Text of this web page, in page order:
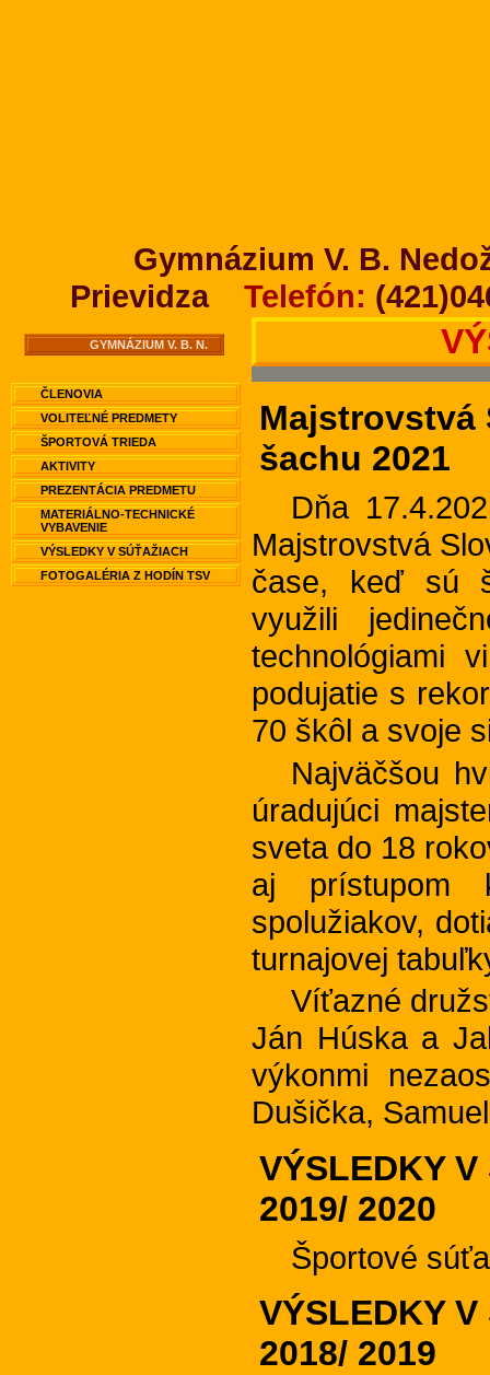
Gymnázium V. B.
Prievidza Telefón:
Majstrovstvá
šachu 2021
Dňa
Majstrovstvá
čase, keď sú
využili
technológiami
podujatie s
70 škôl a svoje
Najväčšou
úradujúci
sveta do 18
aj prístupom
spolužiakov,
turnajovej
Víťazné
Ján Húska a
výkonmi
Dušička,
VÝSLEDKY
2019/ 2020
Športové
VÝSLEDKY
2018/ 2019
GYMNÁZIUM V. B. N.
ČLENOVIA
VOLITEĽNÉ PREDMETY
ŠPORTOVÁ TRIEDA
AKTIVITY
PREZENTÁCIA PREDMETU
MATERIÁLNO-TECHNICKÉ
VYBAVENIE
VÝSLEDKY V SÚŤAŽIACH
FOTOGALÉRIA Z HODÍN TSV